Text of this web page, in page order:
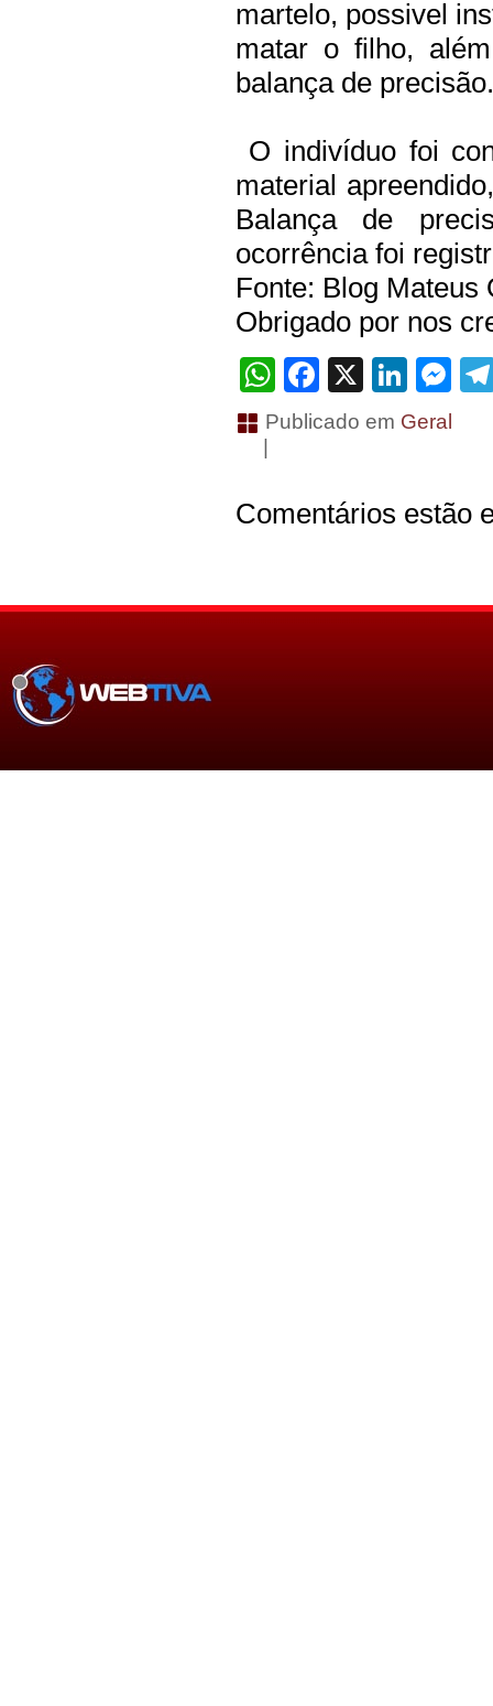
martelo, possivel
matar o filho,
balança de precisão.
O indivíduo foi
material
Balança de
ocorrência foi
Fonte: Blog Mateus
Obrigado por nos
WhatsApp
Facebook
X
Publicado em Geral
Comentários estão